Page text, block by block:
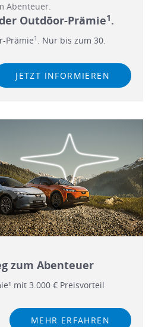
Abenteuer.
Outdōor-Prämie1.
Prämie1 . Nur bis zum 30.
JETZT INFORMIEREN
zum Abenteuer
mit 3.000 € Preisvorteil
MEHR ERFAHREN